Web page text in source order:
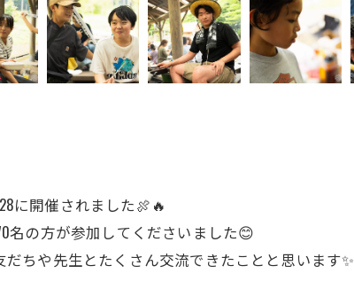
28に開催されました🍖🔥
名の方が参加してくださいました😊
ちや先生とたくさん交流できたことと思います✨